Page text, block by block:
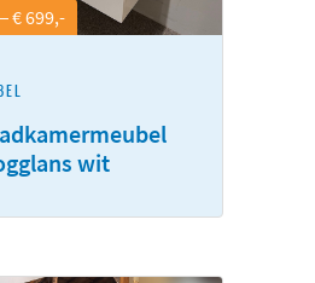
€ 699,-
wit